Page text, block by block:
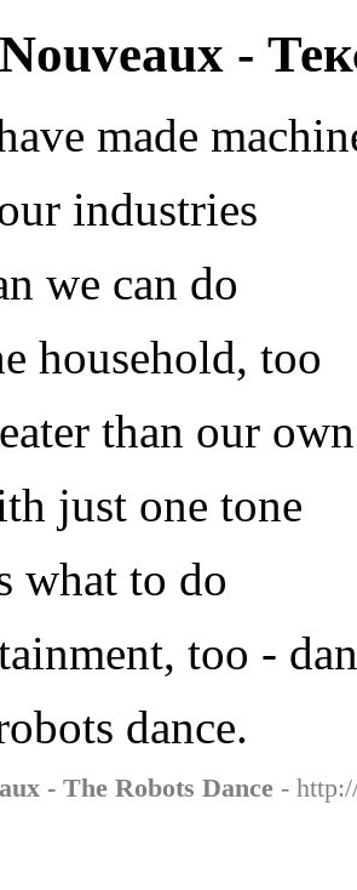
-
made
industries
we can do
household, too
than our own
just one tone
what to do
too -
dance.
- The Robots Dance -